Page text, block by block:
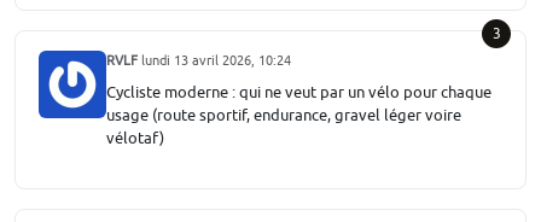
3
RVLF lundi 13 avril 2026, 10:24
Cycliste moderne : qui ne veut par un vélo pour chaque
usage (route sportif, endurance, gravel léger voire
vélotaf)